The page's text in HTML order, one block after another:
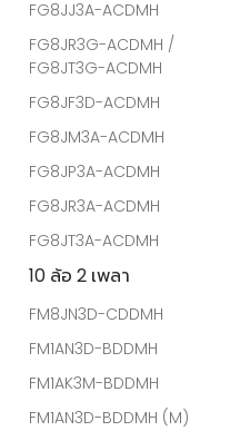
FG8JJ3A-ACDMH
FG8JR3G-ACDMH /
FG8JT3G-ACDMH
FG8JF3D-ACDMH
FG8JM3A-ACDMH
FG8JP3A-ACDMH
FG8JR3A-ACDMH
FG8JT3A-ACDMH
10 ล้อ 2 เพลา
FM8JN3D-CDDMH
FM1AN3D-BDDMH
FM1AK3M-BDDMH
FM1AN3D-BDDMH (M)